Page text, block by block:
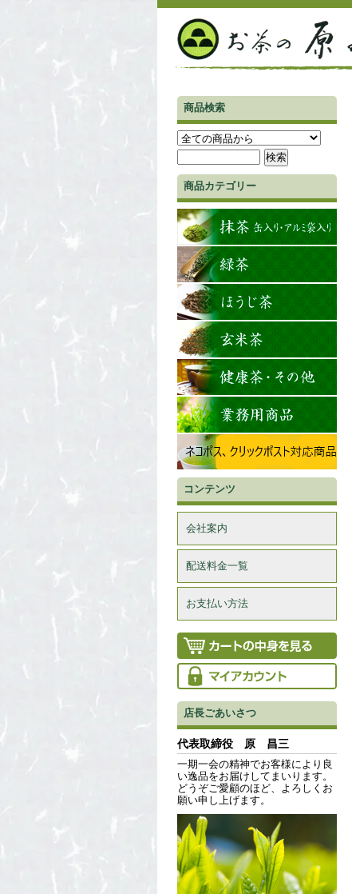
商品検索
商品カテゴリー
コンテンツ
会社案内
配送料金一覧
お支払い方法
店長ごあいさつ
代表取締役 原 昌三
一期一会の精神でお客様により良
い逸品をお届けしてまいります。
どうぞご愛顧のほど、よろしくお
願い申し上げます。